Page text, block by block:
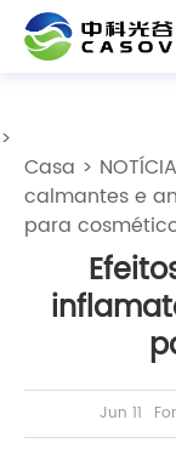
>
Casa >
calmantes e
para
Jun 11